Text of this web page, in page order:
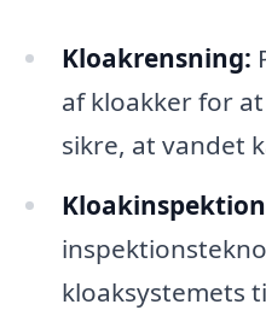
Kloakrensning:
af kloakker for
sikre, at vandet
kloaksystemets